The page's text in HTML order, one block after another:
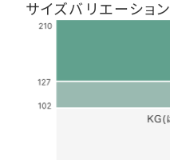
サイズバリエーション